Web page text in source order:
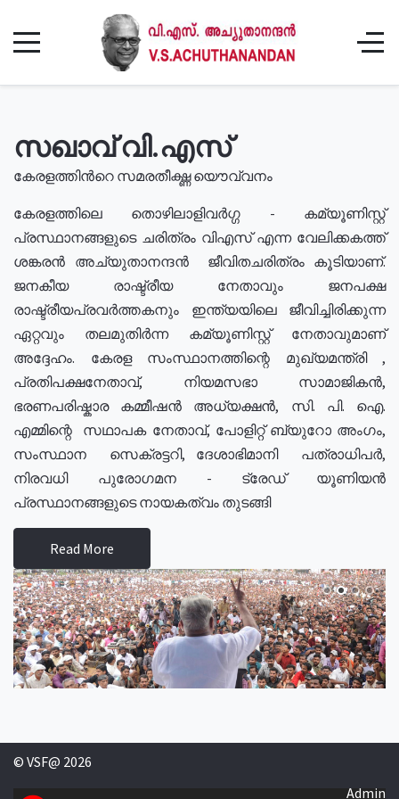
സഖാവ് വി.എസ്
കേരളത്തിൻറെ സമരതീക്ഷ്ണ യൌവ്വനം
കേരളത്തിലെ തൊഴിലാളിവർഗ്ഗ - കമ്യൂണിസ്റ്റ്
പ്രസ്ഥാനങ്ങളുടെ ചരിത്രം വിഎസ് എന്ന വേലിക്കകത്ത്
ശങ്കരൻ അച്യുതാനന്ദൻ ജീവിതചരിത്രം കൂടിയാണ്.
ജനകീയ രാഷ്ട്രീയ നേതാവും ജനപക്ഷ
രാഷ്ട്രീയപ്രവർത്തകനും ഇന്ത്യയിലെ ജീവിച്ചിരിക്കുന്ന
ഏറ്റവും തലമുതിർന്ന കമ്യൂണിസ്റ്റ് നേതാവുമാണ്
അദ്ദേഹം. കേരള സംസ്ഥാനത്തിന്റെ മുഖ്യമന്ത്രി ,
പ്രതിപക്ഷനേതാവ്, നിയമസഭാ സാമാജികൻ,
ഭരണപരിഷ്കാര കമ്മീഷൻ അധ്യക്ഷൻ, സി. പി. ഐ.
എമ്മിന്റെ സഥാപക നേതാവ്, പോളിറ്റ് ബ്യുറോ അംഗം,
സംസ്ഥാന സെക്രട്ടറി, ദേശാഭിമാനി പത്രാധിപർ,
നിരവധി പുരോഗമന - ട്രേഡ് യൂണിയൻ
പ്രസ്ഥാനങ്ങളുടെ നായകത്വം തുടങ്ങി
Read More
© VSF@ 2026
Admin